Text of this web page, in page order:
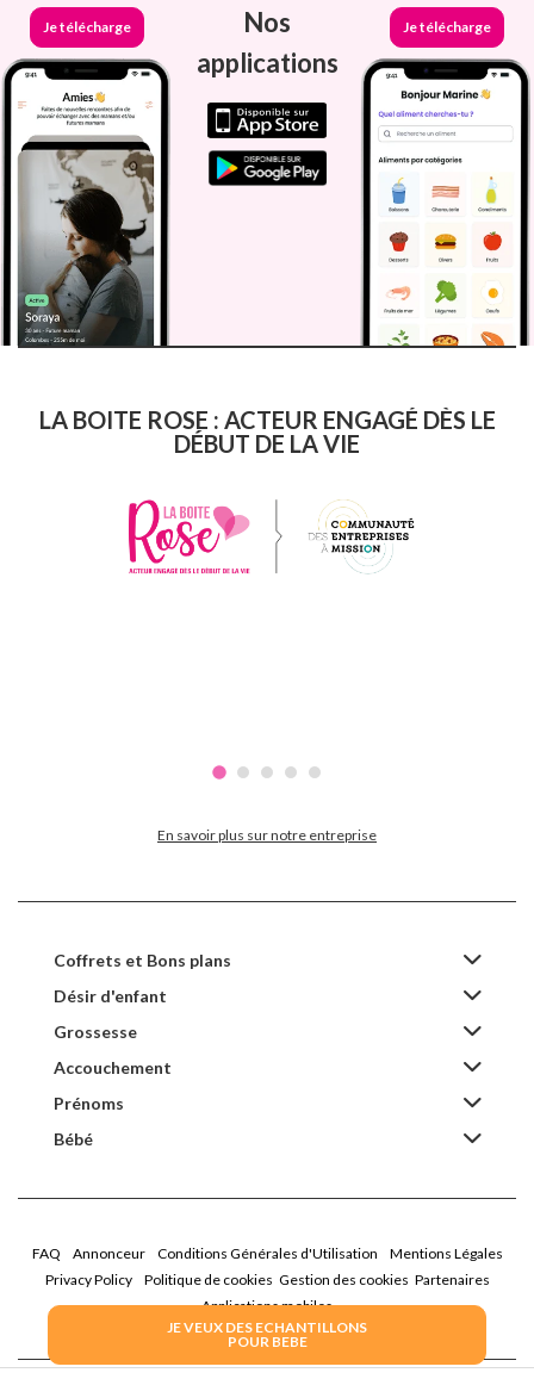
JE VEUX DES ECHANTILLONS
POUR BEBE
Je télécharge
Nos
applications
Je télécharge
LA BOITE ROSE : ACTEUR ENGAGÉ DÈS LE
DÉBUT DE LA VIE
En savoir plus sur notre entreprise
Coffrets et Bons plans
Désir d'enfant
Grossesse
Accouchement
Prénoms
Bébé
FAQ Annonceur Conditions Générales d'Utilisation
Mentions Légales
Privacy Policy
Politique de cookies Gestion des cookies Partenaires
Applications mobiles